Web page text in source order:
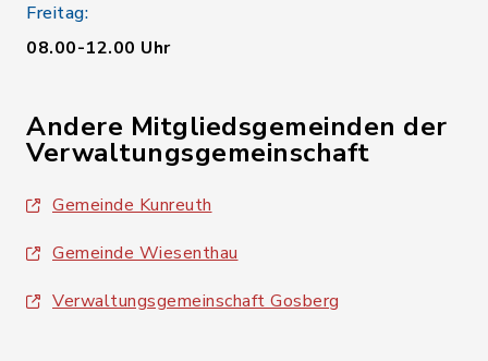
Freitag:
08.00-12.00 Uhr
Andere Mitgliedsgemeinden der
Verwaltungsgemeinschaft
Gemeinde Kunreuth
Gemeinde Wiesenthau
Verwaltungsgemeinschaft Gosberg